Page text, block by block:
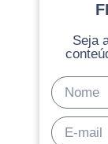
Seja